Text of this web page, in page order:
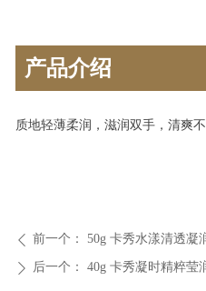
质地轻薄柔润，滋润双手，清爽
产品介绍
ꄴ 前一个： 50g 卡秀水漾清透凝
ꄲ 后一个： 40g 卡秀凝时精粹莹